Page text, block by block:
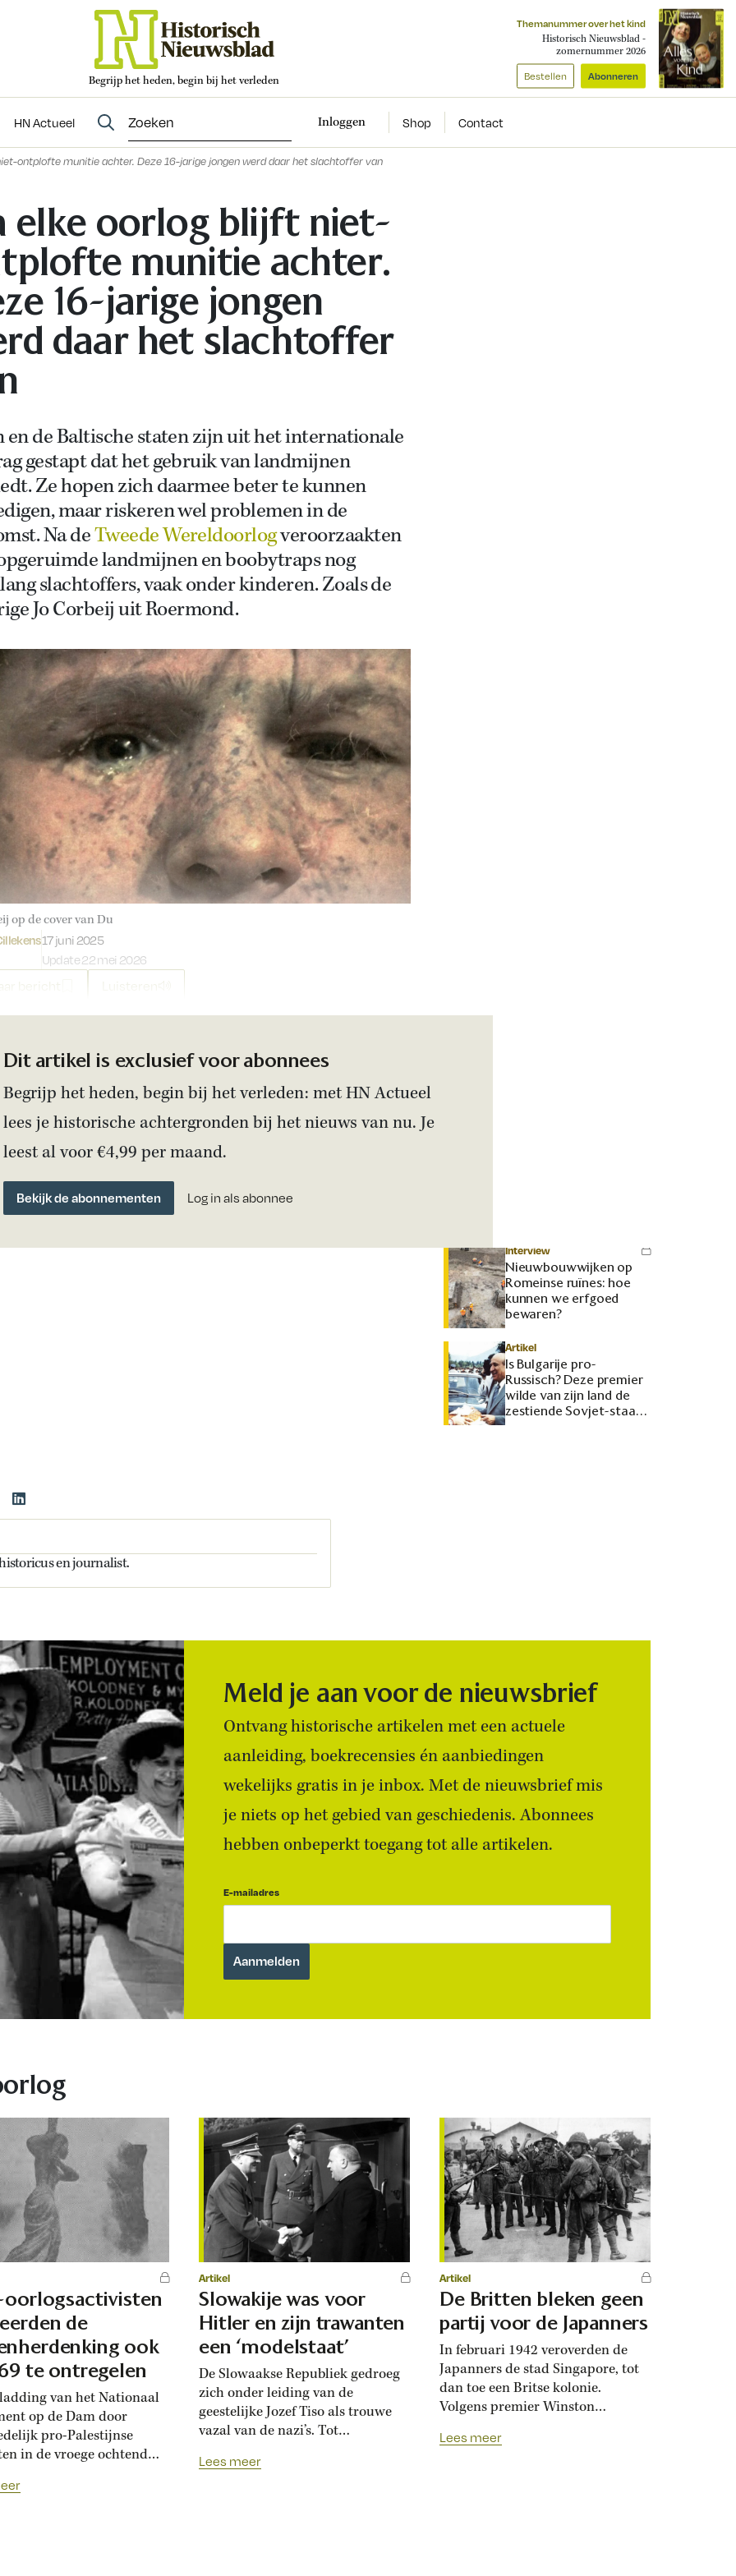
Begrijp het heden, begin bij het verleden
Themanummer over het kind
Historisch Nieuwsblad -
zomernummer 2026
Bestellen Abonneren
HN Actueel Inloggen Shop Contact
Evenementen
ontplofte munitie achter. Deze 16-jarige jongen werd daar het slachtoffer van
elke oorlog blijft niet-
munitie achter.
16-jarige jongen
daar het slachtoffer
en de Baltische staten zijn uit het internationale
gestapt dat het gebruik van landmijnen
Ze hopen zich daarmee beter te kunnen
maar riskeren wel problemen in de
Na deTweede Wereldoorlogveroorzaakten
landmijnen en boobytraps nog
slachtoffers, vaak onder kinderen. Zoals de
Jo Corbeij uit Roermond.
op de cover van Du
Gepubliceerd op:
17 juni 2025
Update 22 mei 2026
bericht Luisteren
Dit artikel is exclusief voor abonnees
Begrijp het heden, begin bij het verleden: met HN Actueel
lees je historische achtergronden bij het nieuws van nu. Je
leest al voor €4,99 per maand.
Bekijk de abonnementen Log in als abonnee
Interview
Nieuwbouwwijken op
Romeinse ruïnes: hoe
kunnen we erfgoed
bewaren?
Artikel
Is Bulgarije pro-
Russisch? Deze premier
wilde van zijn land de
zestiende Sovjet-staat
maken
en journalist.
Meld je aan voor de nieuwsbrief
Ontvang historische artikelen met een actuele
aanleiding, boekrecensies én aanbiedingen
wekelijks gratis in je inbox. Met de nieuwsbrief mis
je niets op het gebied van geschiedenis. Abonnees
hebben onbeperkt toegang tot alle artikelen.
E-mailadres
de
ook
te ontregelen
van het Nationaal
op de Dam door
pro-Palestijnse
in de vroege ochtend
activisten niet alleen
Artikel
Slowakije was voor
Hitler en zijn trawanten
een ‘modelstaat’
De Slowaakse Republiek gedroeg
zich onder leiding van de
geestelijke Jozef Tiso als trouwe
vazal van de nazi’s. Tot
‘Interessant om te zien hoe dat
Lees meer
Artikel
De Britten bleken geen
partij voor de Japanners
In februari 1942 veroverden de
Japanners de stad Singapore, tot
dan toe een Britse kolonie.
Volgens premier Winston
grootste ramp in de Britse
Lees meer